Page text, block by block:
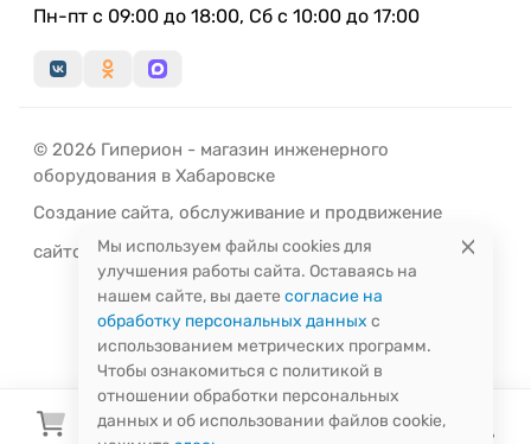
Пн-пт с 09:00 до 18:00, Сб с 10:00 до 17:00
© 2026 Гиперион - магазин инженерного
оборудования в Хабаровске
Создание сайта, обслуживание и продвижение
сайтов
-РЭДЛАЙН
Мы используем файлы cookies для
улучшения работы сайта. Оставаясь на
нашем сайте, вы даете согласие на
обработку персональных данных с
использованием метрических программ.
Чтобы ознакомиться с политикой в
отношении обработки персональных
данных и об использовании файлов cookie,